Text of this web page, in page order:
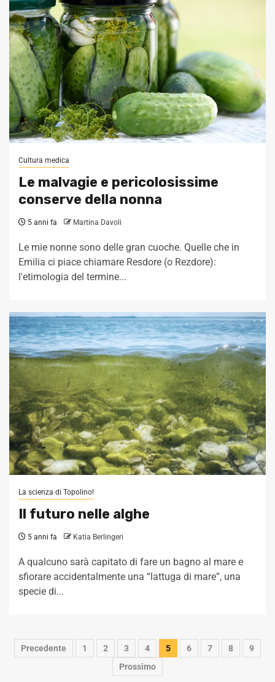
Cultura medica
Le malvagie e pericolosissime
conserve della nonna
5 anni fa Martina Davoli
Le mie nonne sono delle gran cuoche. Quelle che in
Emilia ci piace chiamare Resdore (o Rezdore):
l'etimologia del termine...
La scienza di Topolino!
Il futuro nelle alghe
5 anni fa Katia Berlingeri
A qualcuno sarà capitato di fare un bagno al mare e
sfiorare accidentalmente una “lattuga di mare”, una
specie di...
Navigazione
Precedente 1 2 3 4 5 6 7 8
9
Prossimo